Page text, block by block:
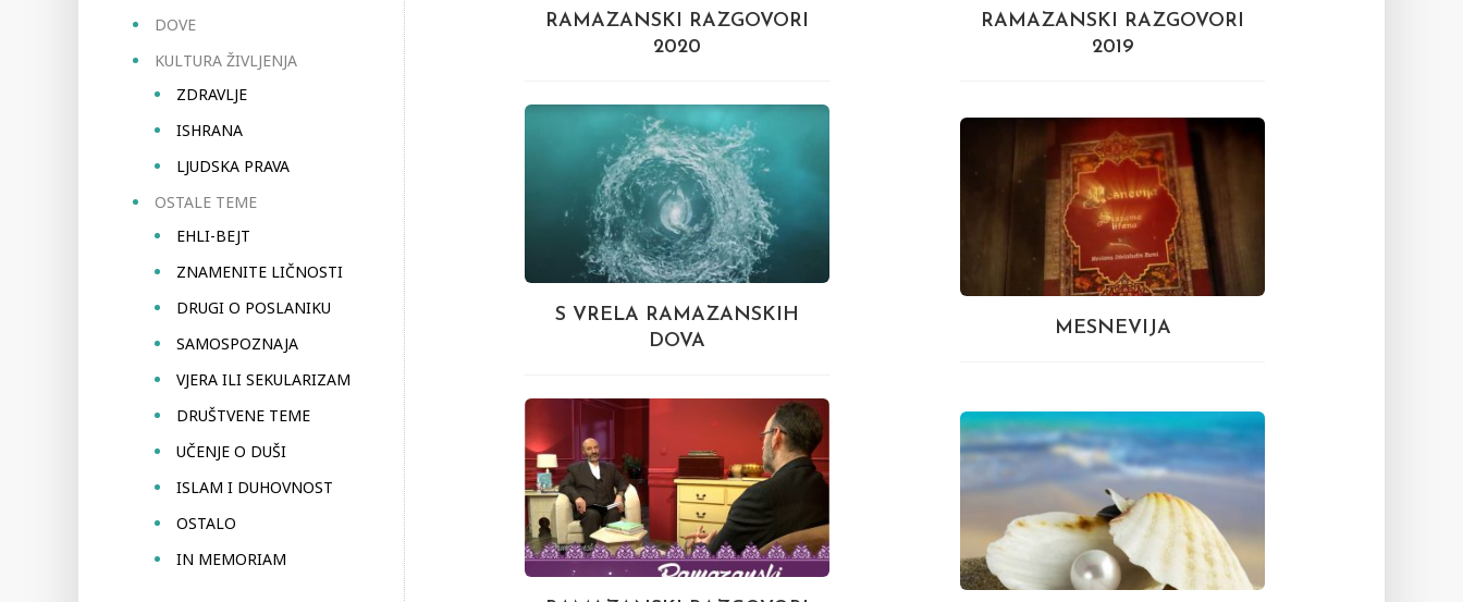
DOVE
KULTURA ŽIVLJENJA
ZDRAVLJE
ISHRANA
LJUDSKA PRAVA
OSTALE TEME
EHLI-BEJT
ZNAMENITE LIČNOSTI
DRUGI O POSLANIKU
SAMOSPOZNAJA
VJERA ILI SEKULARIZAM
DRUŠTVENE TEME
UČENJE O DUŠI
ISLAM I DUHOVNOST
OSTALO
IN MEMORIAM
RAMAZANSKI RAZGOVORI
2020
RAMAZANSKI RAZGOVORI
2019
S VRELA RAMAZANSKIH
DOVA
MESNEVIJA